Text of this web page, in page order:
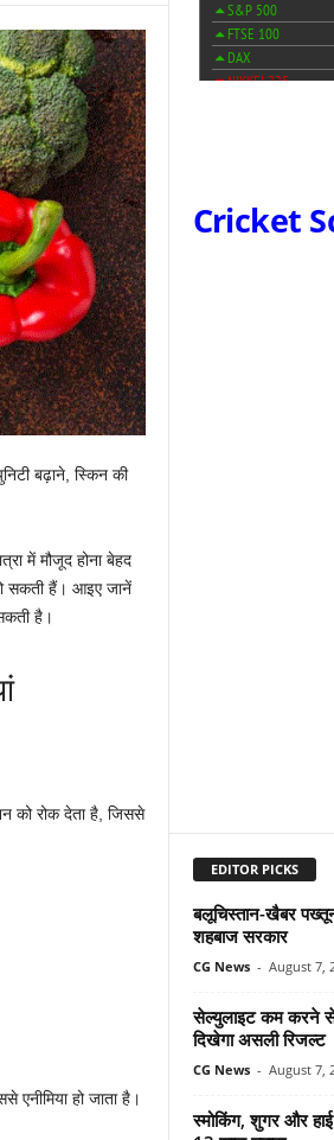
बढ़ाने, स्किन की
में मौजूद होना बेहद
सकती हैं। आइए जानें
है।
को रोक देता है, जिससे
हो जाता है।
Cricket
EDITOR PICKS
बलूचिस्तान-खैबर
शहबाज सरकार
CG News - August 7,
सेल्युलाइट कम करने से
दिखेगा असली रिजल्ट
CG News - August 7,
स्मोकिंग, शुगर और